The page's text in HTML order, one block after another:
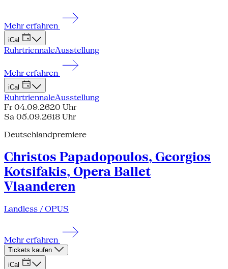
Mehr erfahren
iCal
RuhrtriennaleAusstellung
Mehr erfahren
iCal
RuhrtriennaleAusstellung
Fr 04.09.2620 Uhr
Sa 05.09.2618 Uhr
Deutschlandpremiere
Christos Papadopoulos, Georgios
Kotsifakis, Opera Ballet
Vlaanderen
Landless / OPUS
Mehr erfahren
Tickets kaufen
iCal